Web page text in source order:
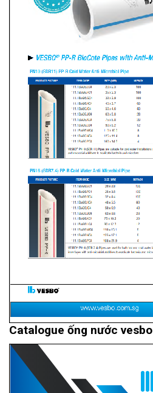
Catalogue ống nước vesbo